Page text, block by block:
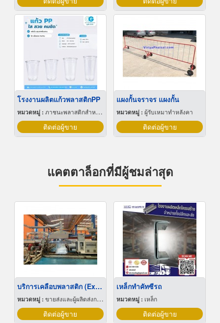
โรงงานผลิตแก้วพลาสติกPP
หมวดหมู่ : ภาชนะพลาสติกสำหรับบรรจุ
ติดต่อผู้ขาย
แผงกั้นจราจร แผงกั้น
หมวดหมู่ : ผู้รับเหมาทำหลังคา
ติดต่อผู้ขาย
แคตตาล็อกที่มีผู้ชมล่าสุด
บริการเคลือบพลาสติก (Extrude Lamination)
หมวดหมู่ : ขายส่งและผู้ผลิตส่งกระดาษ
ติดต่อผู้ขาย
เหล็กทำคัทซีรถ
หมวดหมู่ : เหล็ก
ติดต่อผู้ขาย